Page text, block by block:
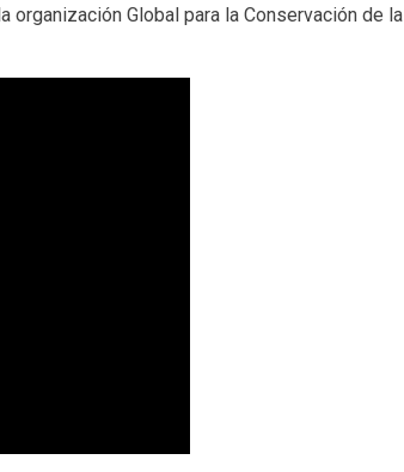
Global para la Conservación de la